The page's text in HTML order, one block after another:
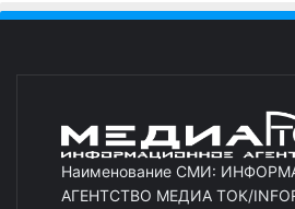
Наименование СМИ:
АГЕНТСТВО МЕДИА ТОК/